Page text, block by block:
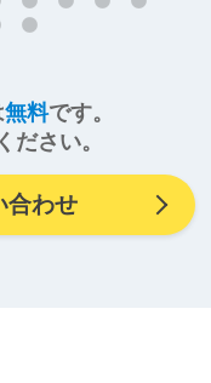
無料です。
ださい。
合わせ